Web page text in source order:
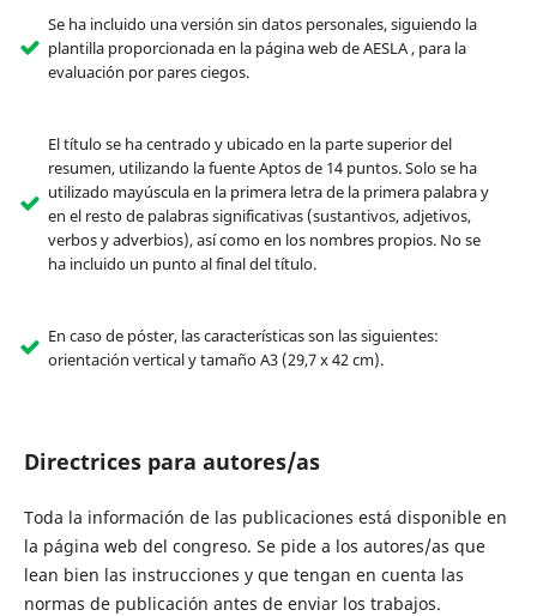
Se ha incluido una versión sin datos personales, siguiendo la
plantilla proporcionada en la página web de AESLA , para la
evaluación por pares ciegos.
El título se ha centrado y ubicado en la parte superior del
resumen, utilizando la fuente Aptos de 14 puntos. Solo se ha
utilizado mayúscula en la primera letra de la primera palabra y
en el resto de palabras significativas (sustantivos, adjetivos,
verbos y adverbios), así como en los nombres propios. No se
ha incluido un punto al final del título.
En caso de póster, las características son las siguientes:
orientación vertical y tamaño A3 (29,7 x 42 cm).
Directrices para autores/as
Toda la información de las publicaciones está disponible en
la página web del congreso. Se pide a los autores/as que
lean bien las instrucciones y que tengan en cuenta las
normas de publicación antes de enviar los trabajos.